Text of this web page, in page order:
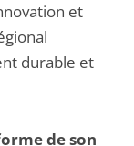
et
durable et
de son